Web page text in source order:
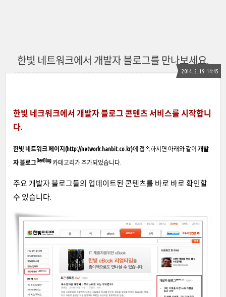
한빛 네트워크에서 개발자 블로그를 만나보세요.
2014. 5. 19. 14:45
한빛 네크워크에서 개발자 블로그 콘텐츠 서비스를 시작합니
다.
한빛 네트워크 페이지(http://network.hanbit.co.kr)에 접속하시면 아래와 같이 개발
자 블로그DevBlog 카테고리가 추가되었습니다.
주요 개발자 블로그들의 업데이트된 콘텐츠를 바로 바로 확인할
수 있습니다.